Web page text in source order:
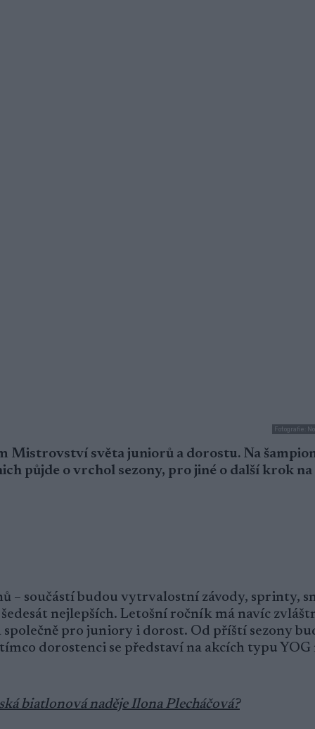
Fotografie:
Mistrovství světa juniorů a dorostu. Na
půjde o vrchol sezony, pro jiné o další krok na
– součástí budou vytrvalostní závody, sprinty,
nejlepších. Letošní ročník má navíc
pro juniory i dorost. Od příští sezony
dorostenci se představí na akcích typu YOG
biatlonová naděje Ilona Plecháčová?